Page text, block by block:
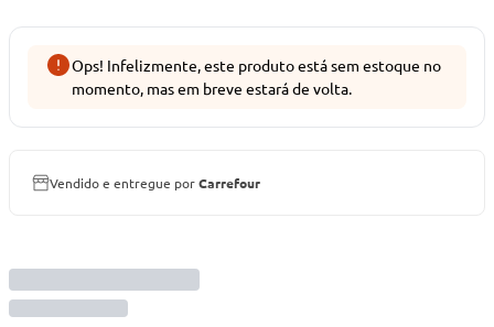
Ops! Infelizmente, este produto está sem estoque no
momento, mas em breve estará de volta.
Vendido e entregue porCarrefour